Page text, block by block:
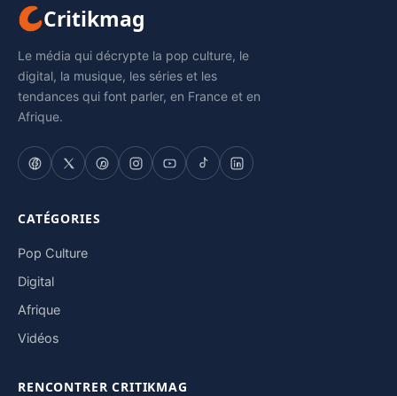
Critikmag
Le média qui décrypte la pop culture, le
digital, la musique, les séries et les
tendances qui font parler, en France et en
Afrique.
CATÉGORIES
Pop Culture
Digital
Afrique
Vidéos
RENCONTRER CRITIKMAG